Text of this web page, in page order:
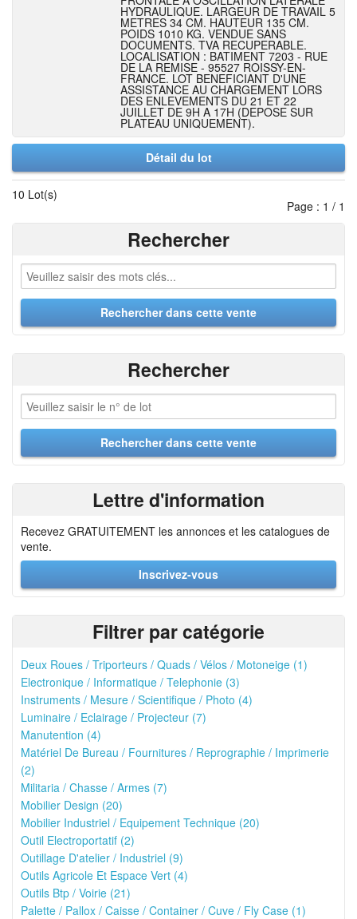
HYDRAULIQUE. LARGEUR DE TRAVAIL 5
METRES 34 CM. HAUTEUR 135 CM.
POIDS 1010 KG. VENDUE SANS
DOCUMENTS. TVA RECUPERABLE.
LOCALISATION : BATIMENT 7203 - RUE
DE LA REMISE - 95527 ROISSY-EN-
FRANCE. LOT BENEFICIANT D'UNE
ASSISTANCE AU CHARGEMENT LORS
DES ENLEVEMENTS DU 21 ET 22
JUILLET DE 9H A 17H (DEPOSE SUR
PLATEAU UNIQUEMENT).
Détail du lot
10 Lot(s)
Page : 1 / 1
Rechercher
Rechercher
Lettre d'information
Recevez GRATUITEMENT les annonces et les catalogues de
vente.
Inscrivez-vous
Filtrer par catégorie
Deux Roues / Triporteurs / Quads / Vélos / Motoneige (1)
Electronique / Informatique / Telephonie (3)
Instruments / Mesure / Scientifique / Photo (4)
Luminaire / Eclairage / Projecteur (7)
Manutention (4)
Matériel De Bureau / Fournitures / Reprographie / Imprimerie
(2)
Militaria / Chasse / Armes (7)
Mobilier Design (20)
Mobilier Industriel / Equipement Technique (20)
Outil Electroportatif (2)
Outillage D'atelier / Industriel (9)
Outils Agricole Et Espace Vert (4)
Outils Btp / Voirie (21)
Palette / Pallox / Caisse / Container / Cuve / Fly Case (1)